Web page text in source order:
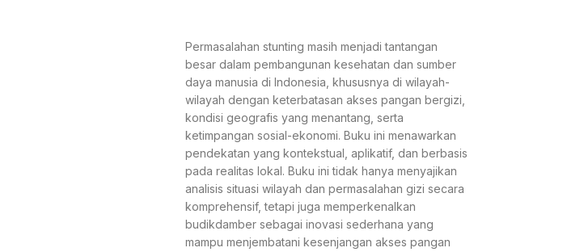
Permasalahan stunting masih menjadi tantangan
besar dalam pembangunan kesehatan dan sumber
daya manusia di Indonesia, khususnya di wilayah-
wilayah dengan keterbatasan akses pangan bergizi,
kondisi geografis yang menantang, serta
ketimpangan sosial-ekonomi. Buku ini menawarkan
pendekatan yang kontekstual, aplikatif, dan berbasis
pada realitas lokal. Buku ini tidak hanya menyajikan
analisis situasi wilayah dan permasalahan gizi secara
komprehensif, tetapi juga memperkenalkan
budikdamber sebagai inovasi sederhana yang
mampu menjembatani kesenjangan akses pangan